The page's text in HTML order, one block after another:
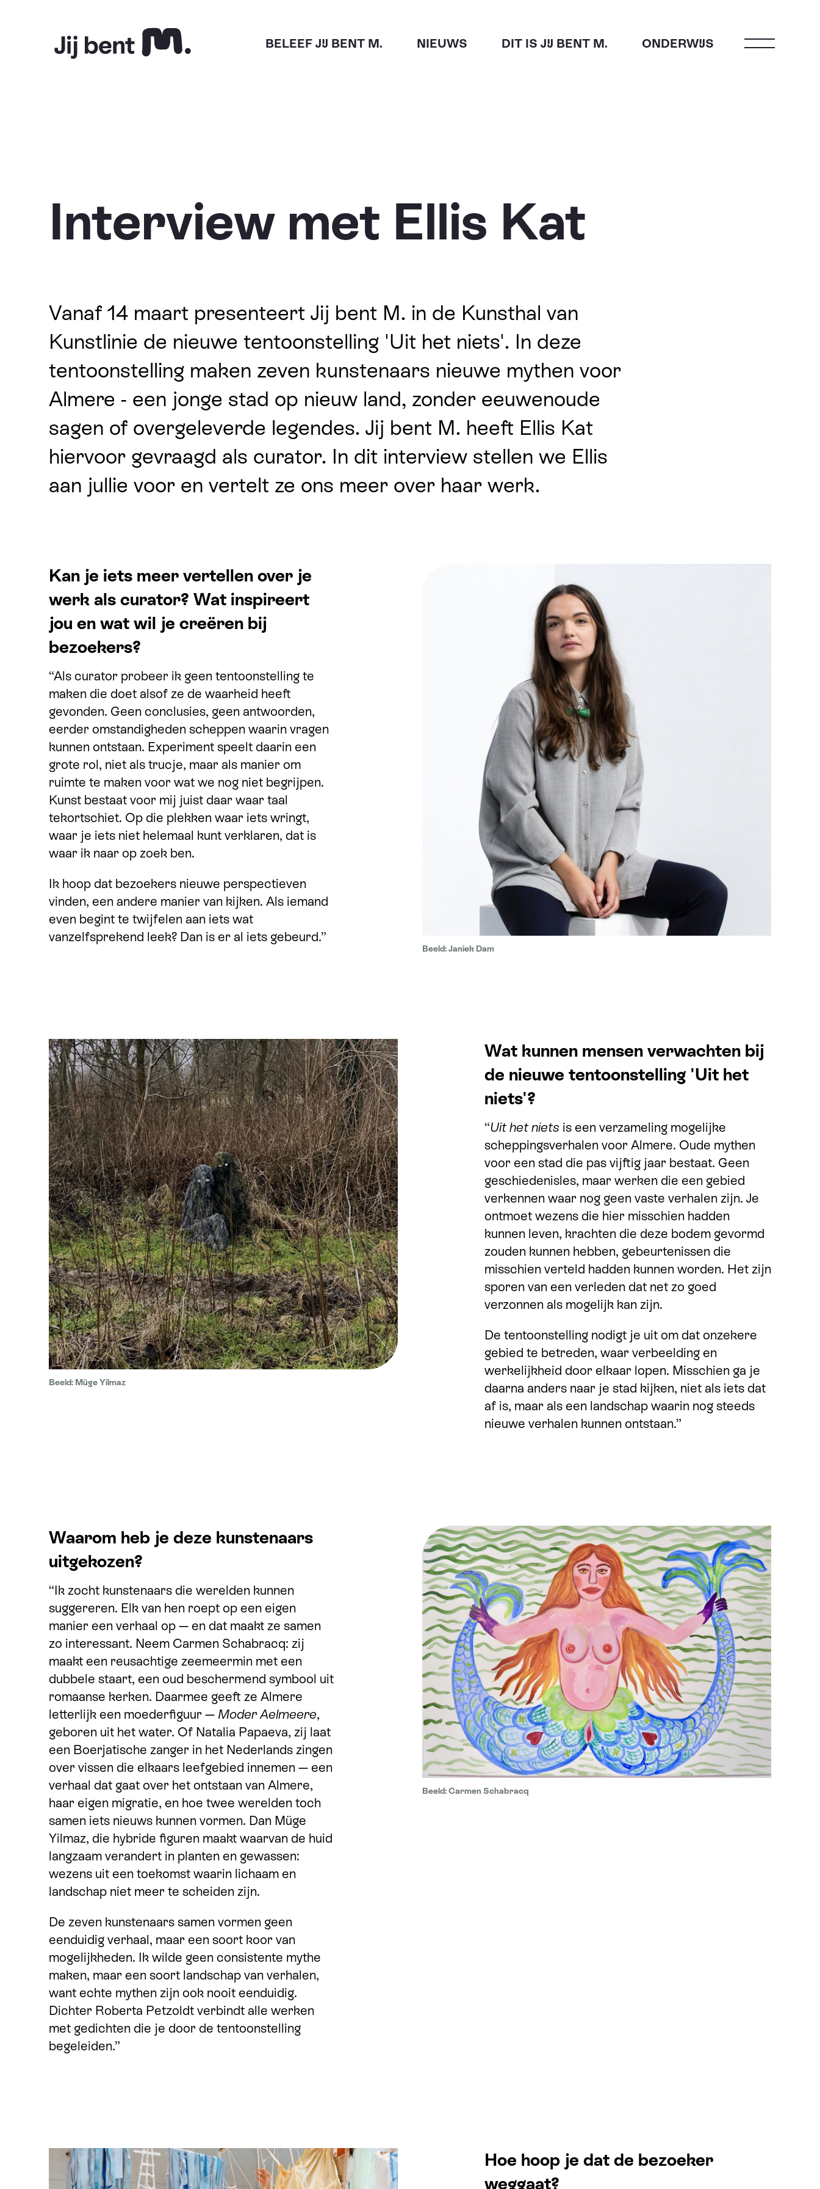
Home BELEEF JIJ BENT M. NIEUWS DIT IS JIJ BENT M. ONDERWIJS
Interview met Ellis Kat
Vanaf 14 maart presenteert Jij bent M. in de Kunsthal van
Kunstlinie de nieuwe tentoonstelling 'Uit het niets'. In deze
tentoonstelling maken zeven kunstenaars nieuwe mythen voor
Almere - een jonge stad op nieuw land, zonder eeuwenoude
sagen of overgeleverde legendes. Jij bent M. heeft Ellis Kat
hiervoor gevraagd als curator. In dit interview stellen we Ellis
aan jullie voor en vertelt ze ons meer over haar werk.
Beeld: Janiek Dam
Kan je iets meer vertellen over je
werk als curator? Wat inspireert
jou en wat wil je creëren bij
bezoekers?
“Als curator probeer ik geen tentoonstelling te
maken die doet alsof ze de waarheid heeft
gevonden. Geen conclusies, geen antwoorden,
eerder omstandigheden scheppen waarin vragen
kunnen ontstaan. Experiment speelt daarin een
grote rol, niet als trucje, maar als manier om
ruimte te maken voor wat we nog niet begrijpen.
Kunst bestaat voor mij juist daar waar taal
tekortschiet. Op die plekken waar iets wringt,
waar je iets niet helemaal kunt verklaren, dat is
waar ik naar op zoek ben.
Ik hoop dat bezoekers nieuwe perspectieven
vinden, een andere manier van kijken. Als iemand
even begint te twijfelen aan iets wat
vanzelfsprekend leek? Dan is er al iets gebeurd.”
Beeld: Müge Yilmaz
Wat kunnen mensen verwachten bij
de nieuwe tentoonstelling 'Uit het
niets'?
“Uit het niets is een verzameling mogelijke
scheppingsverhalen voor Almere. Oude mythen
voor een stad die pas vijftig jaar bestaat. Geen
geschiedenisles, maar werken die een gebied
verkennen waar nog geen vaste verhalen zijn. Je
ontmoet wezens die hier misschien hadden
kunnen leven, krachten die deze bodem gevormd
zouden kunnen hebben, gebeurtenissen die
misschien verteld hadden kunnen worden. Het zijn
sporen van een verleden dat net zo goed
verzonnen als mogelijk kan zijn.
De tentoonstelling nodigt je uit om dat onzekere
gebied te betreden, waar verbeelding en
werkelijkheid door elkaar lopen. Misschien ga je
daarna anders naar je stad kijken, niet als iets dat
af is, maar als een landschap waarin nog steeds
nieuwe verhalen kunnen ontstaan.”
Beeld: Carmen Schabracq
Waarom heb je deze kunstenaars
uitgekozen?
“Ik zocht kunstenaars die werelden kunnen
suggereren. Elk van hen roept op een eigen
manier een verhaal op — en dat maakt ze samen
zo interessant. Neem Carmen Schabracq: zij
maakt een reusachtige zeemeermin met een
dubbele staart, een oud beschermend symbool uit
romaanse kerken. Daarmee geeft ze Almere
letterlijk een moederfiguur — Moder Aelmeere,
geboren uit het water. Of Natalia Papaeva, zij laat
een Boerjatische zanger in het Nederlands zingen
over vissen die elkaars leefgebied innemen — een
verhaal dat gaat over het ontstaan van Almere,
haar eigen migratie, en hoe twee werelden toch
samen iets nieuws kunnen vormen. Dan Müge
Yilmaz, die hybride figuren maakt waarvan de huid
langzaam verandert in planten en gewassen:
wezens uit een toekomst waarin lichaam en
landschap niet meer te scheiden zijn.
De zeven kunstenaars samen vormen geen
eenduidig verhaal, maar een soort koor van
mogelijkheden. Ik wilde geen consistente mythe
maken, maar een soort landschap van verhalen,
want echte mythen zijn ook nooit eenduidig.
Dichter Roberta Petzoldt verbindt alle werken
met gedichten die je door de tentoonstelling
begeleiden.”
Hoe hoop je dat de bezoeker
weggaat?